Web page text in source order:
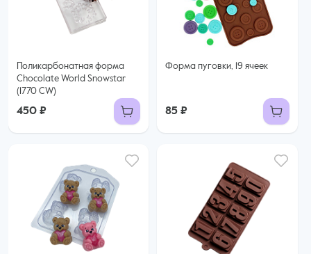
Поликарбонатная форма
Chocolate World Snowstar
(1770 CW)
450 ₽
Форма пуговки, 19 ячеек
85 ₽